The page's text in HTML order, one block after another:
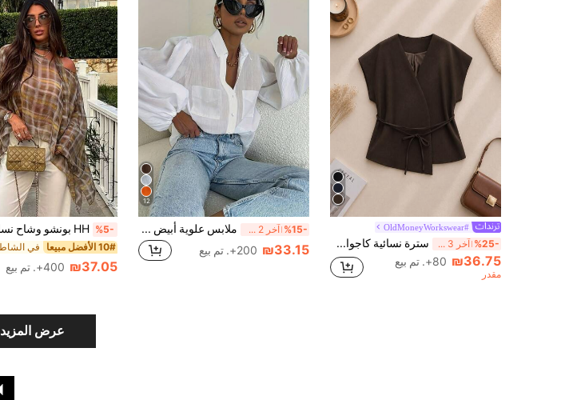
OldMoneyWorkswear#
%25- آخر 3 ساعة أيام سترة نسائية كاجوال للتنقل في الربيع والخريف بلون موحد مع خصر متقاطع للصيف
₪36.75 80+. تم بيع
مقدر
12
%15- آخر 2 ساعة أيام ملابس علوية أبيض منسوج بنسيج فرنسي للنساء، أكمام فانوس منتفخة، جيب مزدوج، ملابس علوية فضفاضة شبه شفافة واقية من الشمس، ملابس علوية متعددة الاستخدامات للتنقل
₪33.15 200+. تم بيع
%5-
10# الأفضل مبيعا
₪37.05 400+. تم بيع
عرض المزيد